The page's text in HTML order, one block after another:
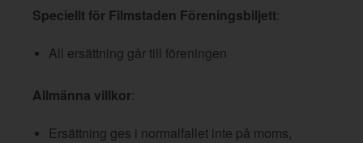
Speciellt för Filmstaden Föreningsbiljett:
All ersättning går till föreningen
Allmänna villkor:
Ersättning ges i normalfallet inte på moms,